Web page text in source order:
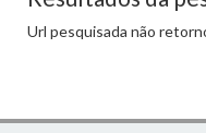
Url pesquisada não